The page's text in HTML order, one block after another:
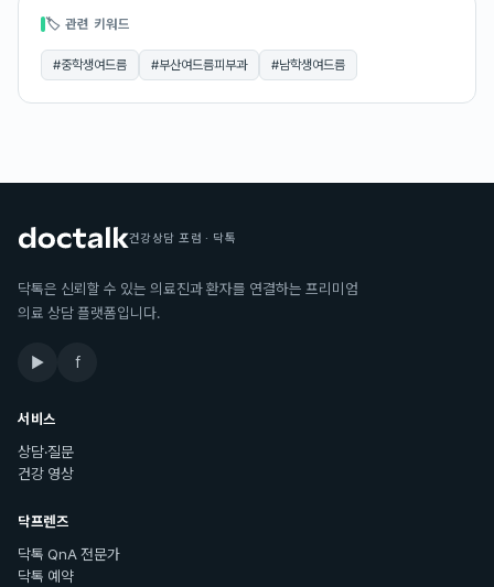
🏷 관련 키워드
#중학생여드름 #부산여드름피부과 #남학생여드름
건강상담 포럼 · 닥톡
닥톡은 신뢰할 수 있는 의료진과 환자를 연결하는 프리미엄
의료 상담 플랫폼입니다.
▶ f
서비스
상담·질문
건강 영상
닥프렌즈
닥톡 QnA 전문가
닥톡 예약